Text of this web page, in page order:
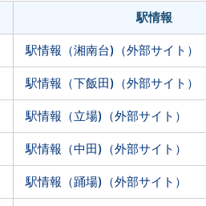
駅情報
駅情報（湘南台)（外部サイト）
駅情報（下飯田)（外部サイト）
駅情報（立場)（外部サイト）
駅情報（中田)（外部サイト）
駅情報（踊場)（外部サイト）